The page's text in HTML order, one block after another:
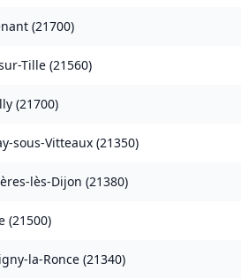
(21700)
Tille (21560)
(21700)
sous-Vitteaux (21350)
lès-Dijon (21380)
(21500)
la-Ronce (21340)